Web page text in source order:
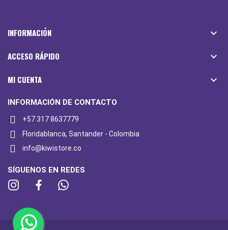
INFORMACIÓN 
ACCESO RÁPIDO 
MI CUENTA 
INFORMACIÓN DE CONTACTO
+57 317 8637779
Floridablanca, Santander - Colombia
info@kiwistore.co
SÍGUENOS EN REDES